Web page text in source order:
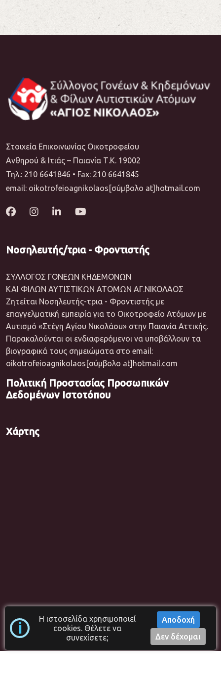
i
Η ιστοσελίδα χρησιμοποιεί
cookies. Θέλετε να
συνεχίσετε;
Αποδοχή
Δεν δέχομαι
Στοιχεία Επικοινωνίας Οικοτροφείου
Ανθηρού & Ιτιάς – Παιανία Τ.Κ. 19002
Τηλ.: 210 6641846 • Fax: 210 6641845
email: oikotrofeioagnikolaos[σύμβολο at]hotmail.com
Νοσηλευτής/τρια - Φροντιστής
ΣΥΛΛΟΓΟΣ ΓΟΝΕΩΝ ΚΗΔΕΜΟΝΩΝ
ΚΑΙ ΦΙΛΩΝ ΑΥΤΙΣΤΙΚΩΝ ΑΤΟΜΩΝ ΑΓ.ΝΙΚΟΛΑΟΣ
Ζητείται Νοσηλευτής-τρια - Φροντιστής με
επαγγελματική εμπειρία για το Οικοτροφείο Ατόμων με
Αυτισμό «Στέγη Αγίου Νικολάου» στην Παιανία Αττικής.
Παρακαλούνται οι ενδιαφερόμενοι να υποβάλλουν τα
βιογραφικά τους σημειώματα στο email:
oikotrofeioagnikolaos[σύμβολο at]hotmail.com
Πολιτική Προστασίας Προσωπικών
Δεδομένων Ιστοτόπου
Χάρτης
Copyright ©2023-2024 | Programmer N. Cabilis- v. 4.4.4